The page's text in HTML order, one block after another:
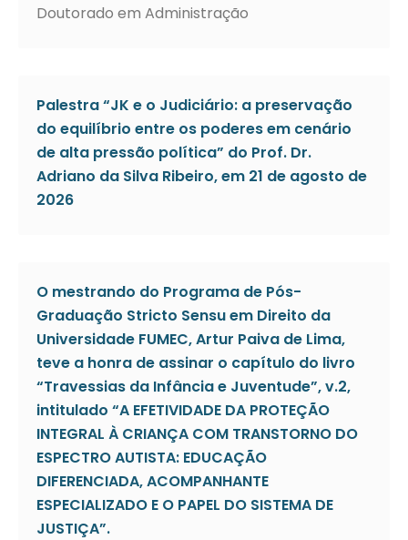
Doutorado em Administração
Palestra “JK e o Judiciário: a preservação
do equilíbrio entre os poderes em cenário
de alta pressão política” do Prof. Dr.
Adriano da Silva Ribeiro, em 21 de agosto de
2026
O mestrando do Programa de Pós-
Graduação Stricto Sensu em Direito da
Universidade FUMEC, Artur Paiva de Lima,
teve a honra de assinar o capítulo do livro
“Travessias da Infância e Juventude”, v.2,
intitulado “A EFETIVIDADE DA PROTEÇÃO
INTEGRAL À CRIANÇA COM TRANSTORNO DO
ESPECTRO AUTISTA: EDUCAÇÃO
DIFERENCIADA, ACOMPANHANTE
ESPECIALIZADO E O PAPEL DO SISTEMA DE
JUSTIÇA”.